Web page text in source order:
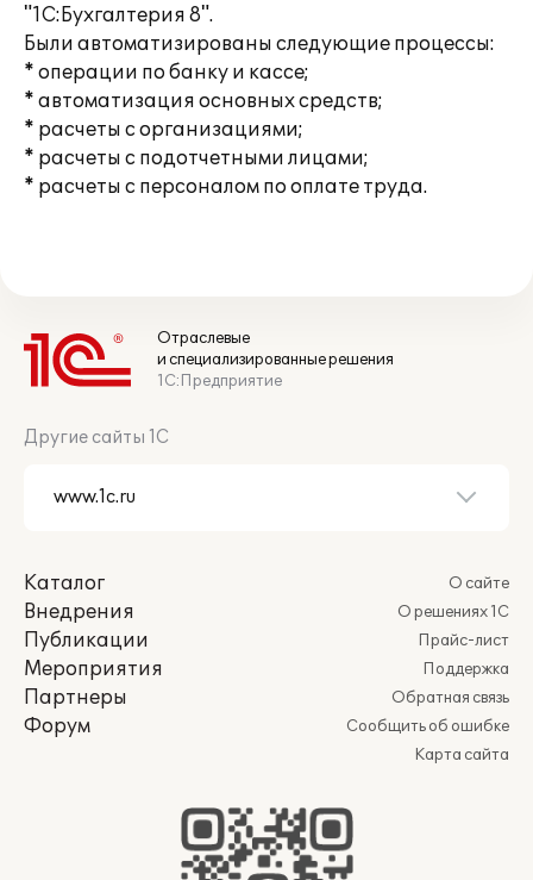
"1С:Бухгалтерия 8".
Были автоматизированы следующие процессы:
* операции по банку и кассе;
* автоматизация основных средств;
* расчеты с организациями;
* расчеты с подотчетными лицами;
* расчеты с персоналом по оплате труда.
Отраслевые
и специализированные решения
1С:Предприятие
Другие сайты 1С
Каталог
Внедрения
Публикации
Мероприятия
Партнеры
Форум
О сайте
О решениях 1С
Прайс-лист
Поддержка
Обратная связь
Сообщить об ошибке
Карта сайта